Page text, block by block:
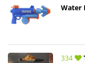
Water
334